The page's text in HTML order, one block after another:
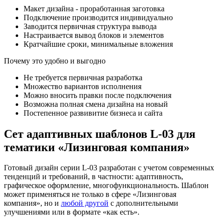
Макет дизайна - проработанная заготовка
Подключение производится индивидуально
Заводится первичная структура вывода
Настраивается вывод блоков и элементов
Кратчайшие сроки, минимальные вложения
Почему это удобно и выгодно
Не требуется первичная разработка
Множество вариантов исполнения
Можно вносить правки после подключения
Возможна полная смена дизайна на новый
Постепенное развивитие бизнеса и сайта
Сет адаптивных шаблонов L-03 для
тематики «Лизинговая компания»
Готовый дизайн серии L-03 разработан с учетом современных
тенденций и требований, в частности: адаптивность,
графическое оформление, многофункциональность. Шаблон
может применяться не только в сфере «Лизинговая
компания», но и любой другой с дополнительными
улучшениями или в формате «как есть».